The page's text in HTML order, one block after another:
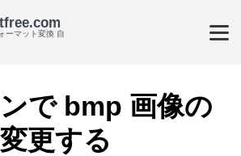
ーマット変換 自
で bmp 画像の
更する